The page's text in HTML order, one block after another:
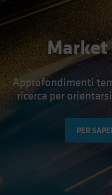
Approfondimenti
ricerca per
PER